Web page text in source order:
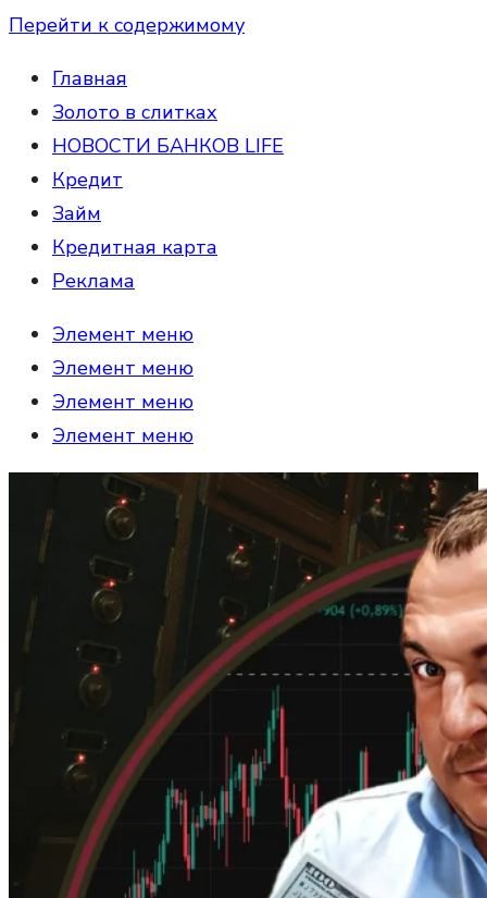
Перейти к содержимому
Главная
Золото в слитках
НОВОСТИ БАНКОВ LIFE
Кредит
Займ
Кредитная карта
Реклама
Элемент меню
Элемент меню
Элемент меню
Элемент меню